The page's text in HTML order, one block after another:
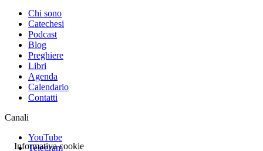
Chi sono
Catechesi
Podcast
Blog
Preghiere
Libri
Agenda
Calendario
Contatti
Canali
YouTube
Telegram
Informativa cookie